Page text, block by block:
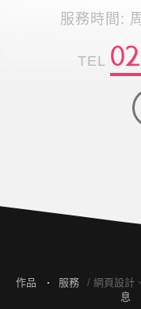
服務時間:
TEL
作品 服務 / 網頁設計、
息